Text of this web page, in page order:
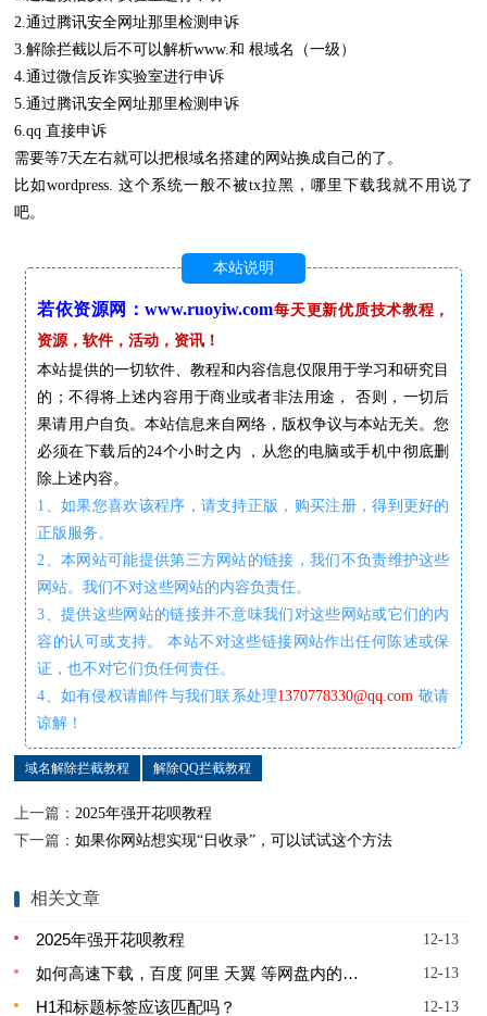
2.通过腾讯安全网址那里检测申诉
3 .解除拦截以后不可以解析www.和 根域名（一级）
4.通过微信反诈实验室进行申诉
5.通过腾讯安全网址那里检测申诉
6.qq 直接申诉
需要等7天左右就可以把根域名搭建的网站换成自己的了。
比如wordpress. 这个系统一般不被tx拉黑，哪里下载我就不用说了
吧。
本站说明
若依资源网：www.ruoyiw.com每天更新优质技术教程，
资源，软件，活动，资讯！
本站提供的一切软件、教程和内容信息仅限用于学习和研究目
的；不得将上述内容用于商业或者非法用途， 否则，一切后
果请用户自负。本站信息来自网络，版权争议与本站无关。您
必须在下载后的24个小时之内 ，从您的电脑或手机中彻底删
除上述内容。
1、如果您喜欢该程序，请支持正版，购买注册，得到更好的
正版服务。
2、本网站可能提供第三方网站的链接，我们不负责维护这些
网站。我们不对这些网站的内容负责任。
3、提供这些网站的链接并不意味我们对这些网站或它们的内
容的认可或支持。 本站不对这些链接网站作出任何陈述或保
证，也不对它们负任何责任。
4、如有侵权请邮件与我们联系处理1370778330@qq.com 敬请
谅解！
域名解除拦截教程 解除QQ拦截教程
上一篇： 2025年强开花呗教程
下一篇：如果你网站想实现“日收录”，可以试试这个方法
相关文章
12-13
2025年强开花呗教程
12-13
如何高速下载，百度 阿里 天翼 等网盘内的内容
12-13
H1和标题标签应该匹配吗？